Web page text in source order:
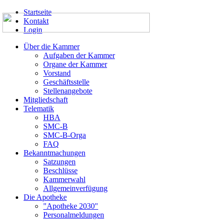
Startseite
Kontakt
Login
Über die Kammer
Aufgaben der Kammer
Organe der Kammer
Vorstand
Geschäftsstelle
Stellenangebote
Mitgliedschaft
Telematik
HBA
SMC-B
SMC-B-Orga
FAQ
Bekanntmachungen
Satzungen
Beschlüsse
Kammerwahl
Allgemeinverfügung
Die Apotheke
"Apotheke 2030"
Personalmeldungen